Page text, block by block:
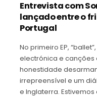
Entrevista com
lançado entre o
Portugal
No primeiro EP,
electrónica e canções
honestidade
irrepreensível e um
e Inglaterra.